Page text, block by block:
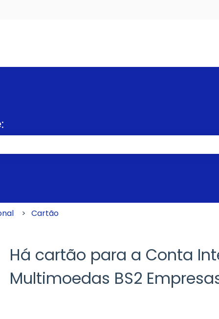
Cartão
Há cartão para a Conta
Multimoedas BS2